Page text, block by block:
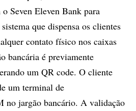
Seven Eleven Bank para
que dispensa os clientes
contato físico nos caixas
bancária é previamente
um QR code. O cliente
um terminal de
no jargão bancário. A validação